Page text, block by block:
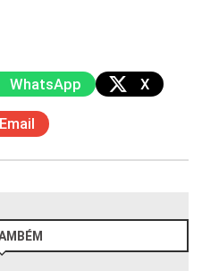
WhatsApp X
Email